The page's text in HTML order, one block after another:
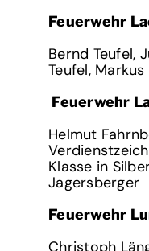
Feuerwehr
Bernd Teufel,
Teufel,
Feuerwehr
Helmut
Klasse in
Jagersberger
Feuerwehr
Christoph